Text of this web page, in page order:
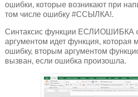
ошибки, которые возникают при
том числе ошибку #ССЫЛКА!.
Синтаксис функции ЕСЛИОШИБКА
аргументом идет функция, которая
ошибку, вторым аргументом
вызван, если ошибка произошла.